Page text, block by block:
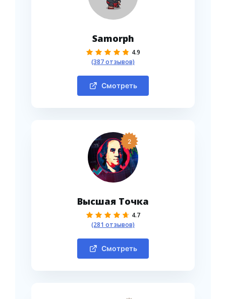
Samorph
4.9
(387 отзывов)
Смотреть
2
Высшая Точка
4.7
(281 отзывов)
Смотреть